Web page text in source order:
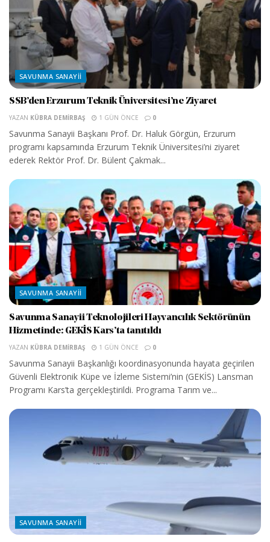
SAVUNMA SANAYII
SSB’den Erzurum Teknik Üniversitesi’ne Ziyaret
YAZAN KÜBRA DEMIRBAŞ 1 GÜN ÖNCE 0
Savunma Sanayii Başkanı Prof. Dr. Haluk Görgün, Erzurum
programı kapsamında Erzurum Teknik Üniversitesi’ni ziyaret
ederek Rektör Prof. Dr. Bülent Çakmak...
SAVUNMA SANAYII
Savunma Sanayii Teknolojileri Hayvancılık Sektörünün
Hizmetinde: GEKİS Kars’ta tanıtıldı
YAZAN KÜBRA DEMIRBAŞ 1 GÜN ÖNCE 0
Savunma Sanayii Başkanlığı koordinasyonunda hayata geçirilen
Güvenli Elektronik Küpe ve İzleme Sistemi’nin (GEKİS) Lansman
Programı Kars’ta gerçekleştirildi. Programa Tarım ve...
SAVUNMA SANAYII